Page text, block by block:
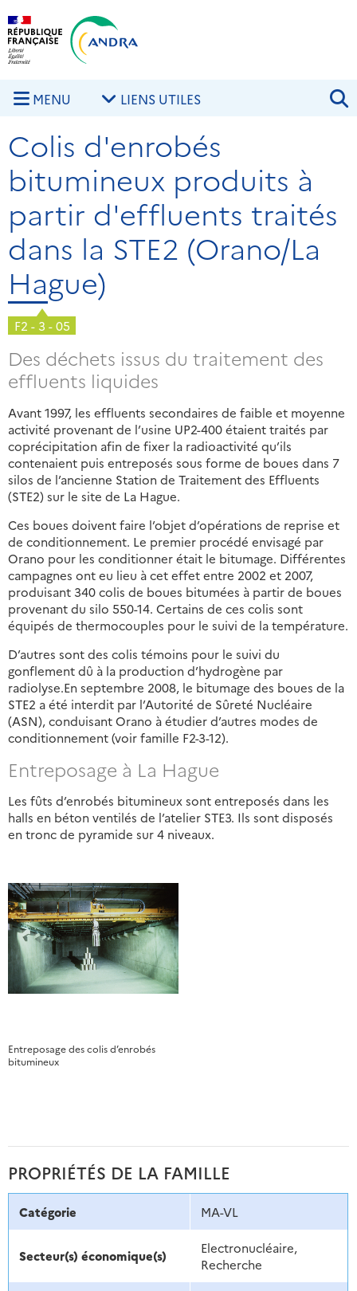
Aller au contenu principal
MENU LIENS UTILES
Colis d'enrobés
bitumineux produits à
partir d'effluents traités
dans la STE2 (Orano/La
Hague)
F2 - 3 - 05
Des déchets issus du traitement des
effluents liquides
Avant 1997, les effluents secondaires de faible et moyenne
activité provenant de l’usine UP2-400 étaient traités par
coprécipitation afin de fixer la radioactivité qu’ils
contenaient puis entreposés sous forme de boues dans 7
silos de l’ancienne Station de Traitement des Effluents
(STE2) sur le site de La Hague.
Ces boues doivent faire l’objet d’opérations de reprise et
de conditionnement. Le premier procédé envisagé par
Orano pour les conditionner était le bitumage. Différentes
campagnes ont eu lieu à cet effet entre 2002 et 2007,
produisant 340 colis de boues bitumées à partir de boues
provenant du silo 550-14. Certains de ces colis sont
équipés de thermocouples pour le suivi de la température.
D’autres sont des colis témoins pour le suivi du
gonflement dû à la production d’hydrogène par
radiolyse.En septembre 2008, le bitumage des boues de la
STE2 a été interdit par l’Autorité de Sûreté Nucléaire
(ASN), conduisant Orano à étudier d’autres modes de
conditionnement (voir famille F2-3-12).
Entreposage à La Hague
Les fûts d’enrobés bitumineux sont entreposés dans les
halls en béton ventilés de l’atelier STE3. Ils sont disposés
en tronc de pyramide sur 4 niveaux.
Entreposage des colis d’enrobés
bitumineux
PROPRIÉTÉS DE LA FAMILLE
Catégorie MA-VL
Secteur(s) économique(s)
Electronucléaire,
Recherche